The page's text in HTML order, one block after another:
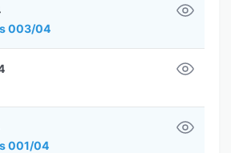
003/04
001/04